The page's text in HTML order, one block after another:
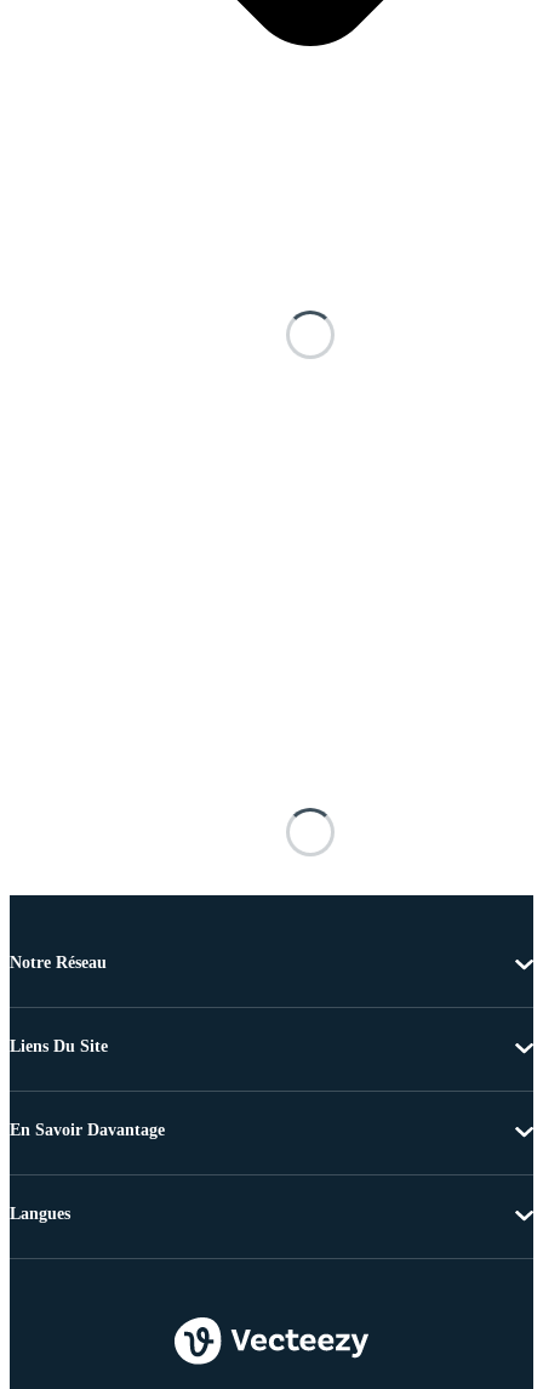
Notre Réseau
Liens Du Site
En Savoir Davantage
Langues